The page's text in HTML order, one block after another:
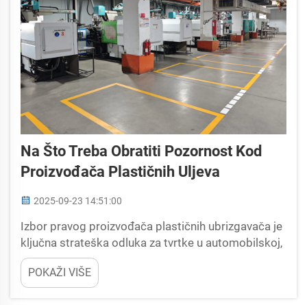
Na Što Treba Obratiti Pozornost Kod
Proizvođača Plastičnih Uljeva
2025-09-23 14:51:00
Izbor pravog proizvođača plastičnih ubrizgavača je
ključna strateška odluka za tvrtke u automobilskoj,
medicinskoj, novoj energiji, fitnes i potrošačkoj
industriji koja izravno utječe na kvalitetu proizvoda,
učinkovitost proizvodnje, t...
POKAŽI VIŠE